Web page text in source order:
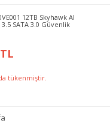
12TB Skyhawk AI
SATA 3.0 Güvenlik
tükenmiştir.